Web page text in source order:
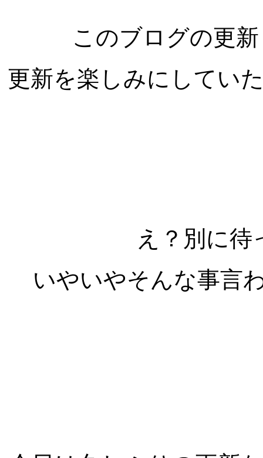
このブログの更
更新を楽しみにしてい
え？別に待
いやいやそんな事言